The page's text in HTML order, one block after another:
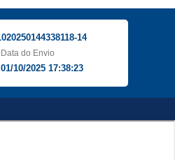
14
Data do Envio
01/10/2025 17:38:23